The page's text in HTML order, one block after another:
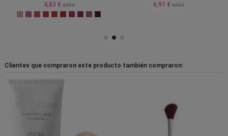
4,83 € 6,90 € 6,97 € 9,95 €
Clientes que compraron este producto también compraron: